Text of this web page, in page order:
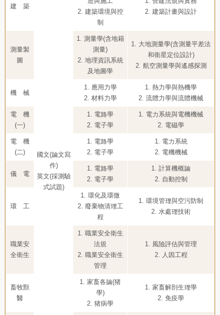
國文(論文寫
作)
英文(採測驗
式試題)
建 築
2. 建築環境與控
制
2. 建築計畫與設計
測量製
圖
1. 測量學(含地籍
測量)
2. 地理資訊系統
及地圖學
1. 大地測量學(含測量平差法
和衛星定位設計)
2. 航空測量學與遙感探測
機 械
1. 應用力學
2. 材料力學
1. 熱力學與熱機學
2. 流體力學與流體機械
電 機
(一)
1. 電路學
2. 電子學
1. 電力系統與電機機械
2. 電磁學
電 機
(二)
1. 電路學
2. 電子學
1. 電力系統
2. 電機機械
儀 電
1. 電路學
2. 電子學
1. 計算機概論
2. 自動控制
環 工
1. 環化及環微
2. 廢棄物清理工
程
1. 環境管理與空污防制
2. 水處理技術
職業安
全衛生
1. 職業安全衛生
法規
2. 職業安全衛生
管理
1. 風險評估與管理
2. 人因工程
畜牧獸
醫
1. 家畜各論(猪
學)
2. 猪病學
1. 家畜解剖生理學
2. 免疫學